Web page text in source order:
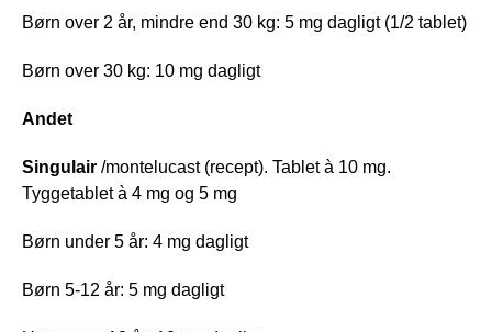
Børn over 2 år, mindre end 30 kg: 5 mg dagligt (1/2 tablet)
Børn over 30 kg: 10 mg dagligt
Andet
Singulair /montelucast (recept). Tablet à 10 mg.
Tyggetablet à 4 mg og 5 mg
Børn under 5 år: 4 mg dagligt
Børn 5-12 år: 5 mg dagligt